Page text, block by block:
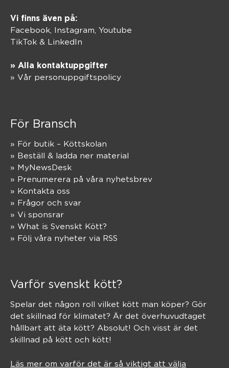
Vi finns även på:
Facebook, Instagram Youtube
TikTok & LinkedIn
» Alla kontaktuppgifter
» Vår personuppgiftspolicy
För Bransch
» För butik – Köttskolan
» Beställ & ladda ner material
» MyNewsDesk
» Prenumerera på våra nyhetsbrev
» Kontakta oss
» Frågor och svar
» Vi sponsrar
» What is Svenskt Kött?
» Följ våra nyheter via RSS
Varför svenskt kött?
Spelar det någon roll vilket kött man köper? Gör
det skillnad för klimatet? Är det överhuvudtaget
hållbart att äta kött? Absolut! Och visst är det
skillnad på kött och kött!
Läs mer om varför det är så viktigt att välja